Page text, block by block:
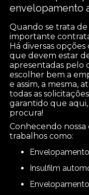
envelopamento
Quando se trata de
importante
Há diversas
que devem estar
apresentadas pelo
escolher bem a
e assim, a mesma,
todas as
garantido que
procura!
Conhecendo
trabalhos como:
insulfilm